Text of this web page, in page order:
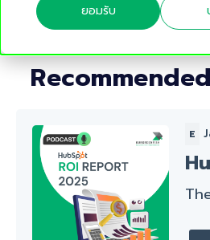
ยอมรับ
E